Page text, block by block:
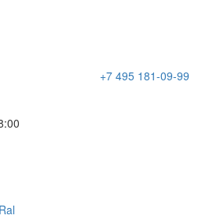
+7 495 181-09-99